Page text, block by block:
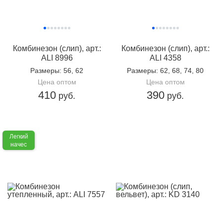
Комбинезон (слип), арт.:
ALI 8996
Размеры: 56, 62
Цена оптом
410 руб.
Комбинезон (слип), арт.:
ALI 4358
Размеры: 62, 68, 74, 80
Цена оптом
390 руб.
Легкий
начес